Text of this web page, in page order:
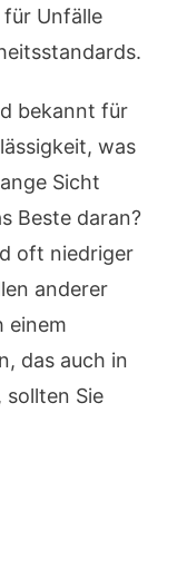
für Unfälle
bekannt für
was
Sicht
Beste daran?
oft niedriger
anderer
einem
das auch in
sollten Sie